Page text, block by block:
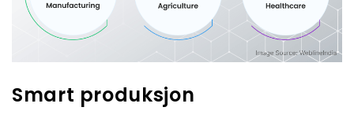
Smart produksjon